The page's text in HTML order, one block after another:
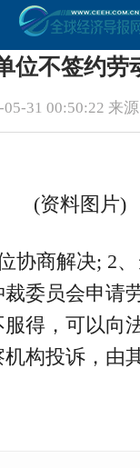
位不签约劳
05-31 00:50:22 来
(资料图片)
协商解决; 2
委员会申请
得，可以向
构投诉，由